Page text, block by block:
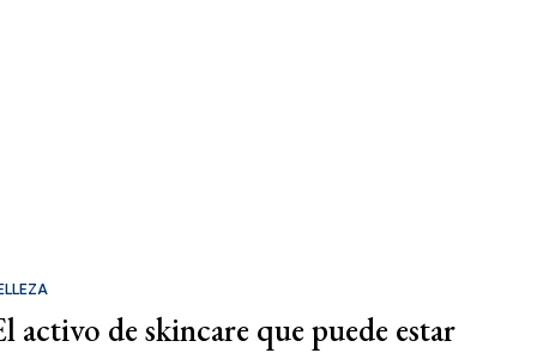
activo de skincare que puede estar